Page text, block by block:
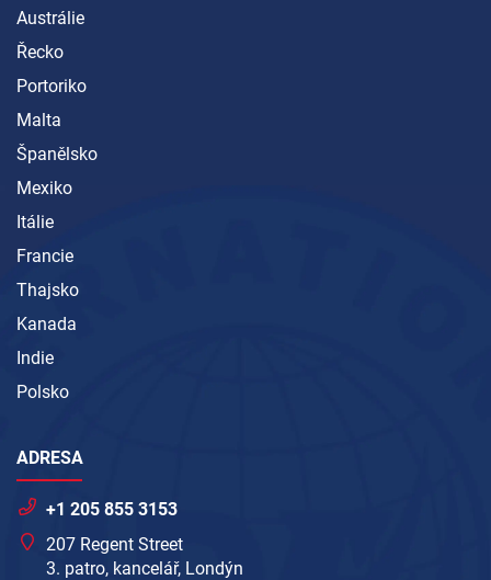
Austrálie
Řecko
Portoriko
Malta
Španělsko
Mexiko
Itálie
Francie
Thajsko
Kanada
Indie
Polsko
ADRESA
+1 205 855 3153
207 Regent Street
3. patro, kancelář, Londýn